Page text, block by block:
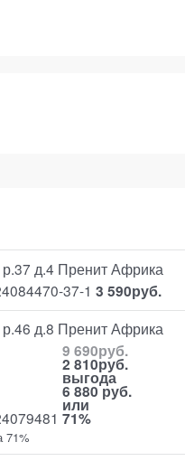
д.4 Пренит Африка
37-1 3 590руб.
д.8 Пренит Африка
9 690руб.
2 810руб.
выгода
6 880 руб.
или
71%
71%